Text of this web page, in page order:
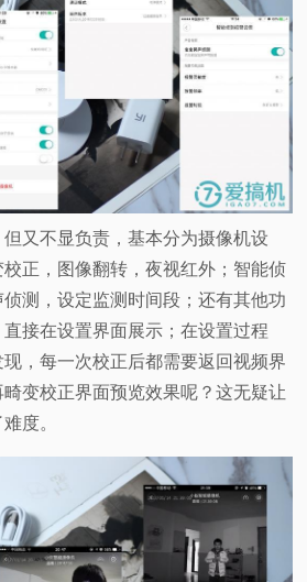
又不显负责，基本分为摄像机设
正，图像翻转，夜视红外；智能侦
测，设定监测时间段；还有其他功
接在设置界面展示；在设置过程
，每一次校正后都需要返回视频界
变校正界面预览效果呢？这无疑让
度。